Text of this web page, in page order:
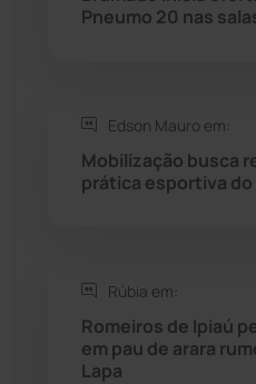
Saúde
Seabra
Sítio do Mato
Sudoeste Baiano
Pneumo 20 nas
Edson Mauro em:
Mobilização busca
prática esportiva do
Rúbia em:
Romeiros de Ipiaú
em pau de arara
Lapa